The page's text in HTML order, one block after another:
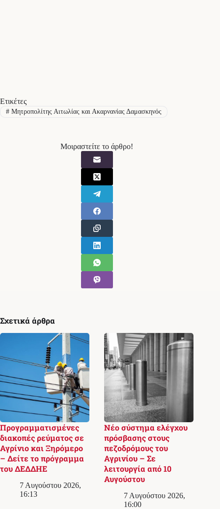
Ετικέτες
#Μητροπολίτης Αιτωλίας και Ακαρνανίας Δαμασκηνός
Μοιραστείτε το άρθρο!
Σχετικά άρθρα
Προγραμματισμένες
διακοπές ρεύματος σε
Αγρίνιο και Ξηρόμερο
– Δείτε το πρόγραμμα
του ΔΕΔΔΗΕ
7 Αυγούστου 2026,
16:13
Νέο σύστημα ελέγχου
πρόσβασης στους
πεζοδρόμους του
Αγρινίου – Σε
λειτουργία από 10
Αυγούστου
7 Αυγούστου 2026,
16:00